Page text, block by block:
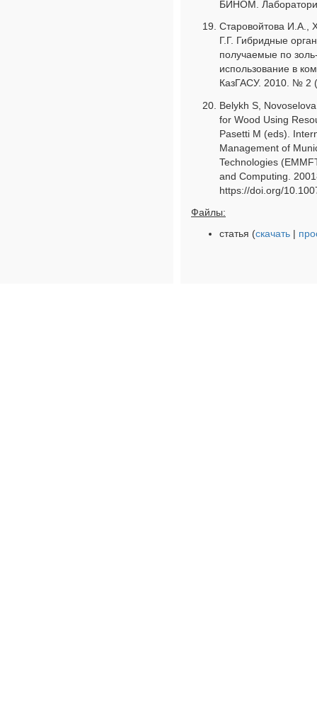
БИНОМ.
Старовойтова И.А.,
Г.Г. Гибридные
получаемые по
использование в
КазГАСУ. 2010. № 2
Belykh S,
for Wood Using
Pasetti M (eds).
Management of
Technologies
and Computing.
https://doi.org/
Файлы:
статья (скачать |